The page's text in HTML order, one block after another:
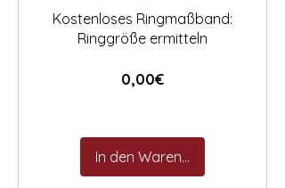
Kostenloses Ringmaßband:
Ringgröße ermitteln
0,00€Preis
In den Warenkorb